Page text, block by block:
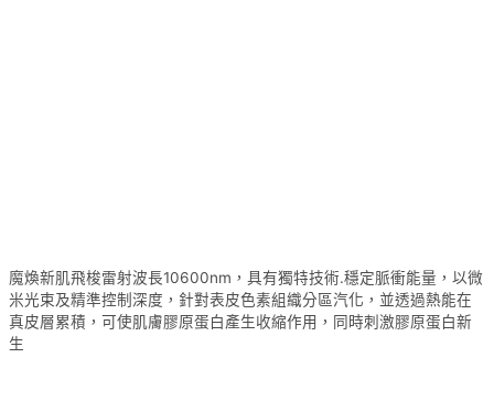
魔煥新肌飛梭雷射波長10600nm，具有獨特技術.穩定脈衝能量，以微
米光束及精準控制深度，針對表皮色素組織分區汽化，並透過熱能在
真皮層累積，可使肌膚膠原蛋白產生收縮作用，同時刺激膠原蛋白新
生